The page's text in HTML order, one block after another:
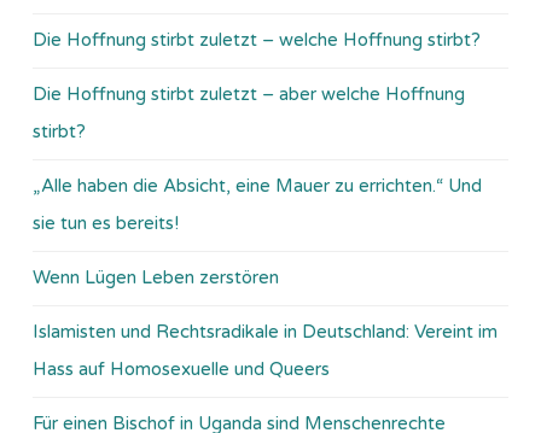
Die Hoffnung stirbt zuletzt – welche Hoffnung stirbt?
Die Hoffnung stirbt zuletzt – aber welche Hoffnung
stirbt?
„Alle haben die Absicht, eine Mauer zu errichten.“ Und
sie tun es bereits!
Wenn Lügen Leben zerstören
Islamisten und Rechtsradikale in Deutschland: Vereint im
Hass auf Homosexuelle und Queers
Für einen Bischof in Uganda sind Menschenrechte